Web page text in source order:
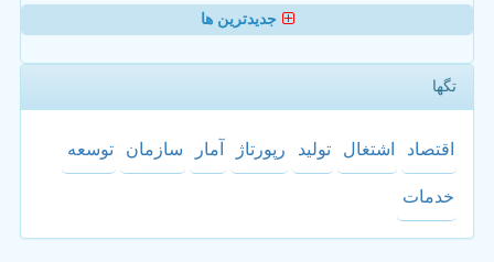
جدیدترین ها
تگها
اقتصاد اشتغال تولید رپورتاژ آمار سازمان توسعه
خدمات